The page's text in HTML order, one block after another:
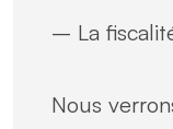
– La
Nous